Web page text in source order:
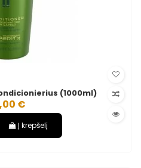
(1000ml)
€
Į krepšelį